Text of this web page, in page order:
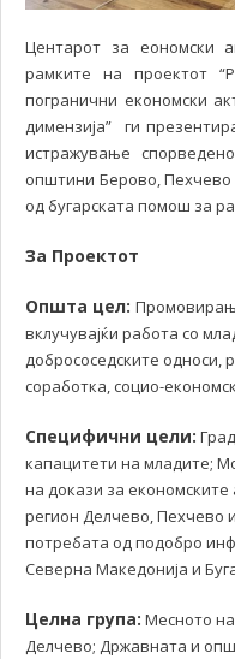
Центарот за еономски
рамките на проектот
погранични економски
димензија” ги
истражување
општини Берово,
од бугарската помош за
За Проектот
Општа цел:
вклучувајќи работа со
добрососедските односи,
соработка, социо-
Специфични цели:
капацитети на младите;
на докази за
регион Делчево, Пехчево
потребата од подобро
Северна Македонија и
Целна група: Месното
Делчево; Државната и